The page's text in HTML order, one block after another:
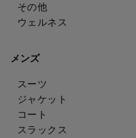
その他
ウェルネス
メンズ
スーツ
ジャケット
コート
スラックス